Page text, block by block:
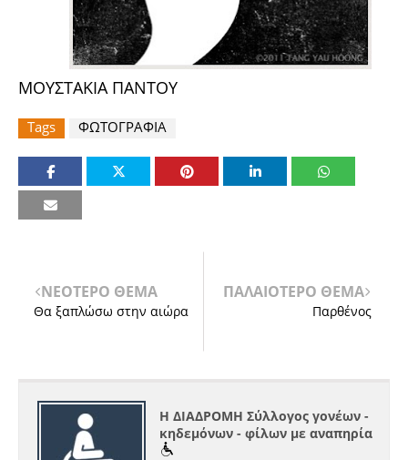
ΜΟΥΣΤΑΚΙΑ ΠΑΝΤΟΥ
Tags ΦΩΤΟΓΡΑΦΙΑ
ΝΕΟΤΕΡΟ ΘΕΜΑ
Θα ξαπλώσω στην αιώρα
ΠΑΛΑΙΟΤΕΡΟ ΘΕΜΑ
Παρθένος
Η ΔΙΑΔΡΟΜΗ Σύλλογος γονέων -
κηδεμόνων - φίλων με αναπηρία